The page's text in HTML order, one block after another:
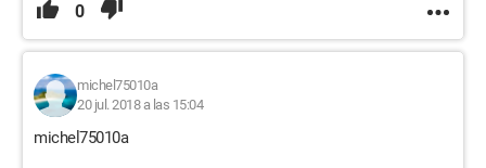
0
michel75010a
20 jul. 2018 a las 15:04
michel75010a